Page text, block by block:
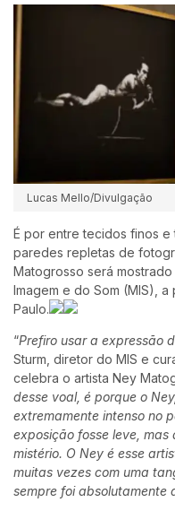
Lucas Mello/Divulgação
É por entre tecidos finos
paredes repletas de
Matogrosso será
Imagem e do Som (MIS),
Paulo.
“Prefiro usar a expressão
Sturm, diretor do MIS e
celebra o artista Ney
desse voal, é porque o
extremamente intenso no
exposição fosse leve, mas
mistério. O Ney é esse
muitas vezes com uma
sempre foi absolutamente